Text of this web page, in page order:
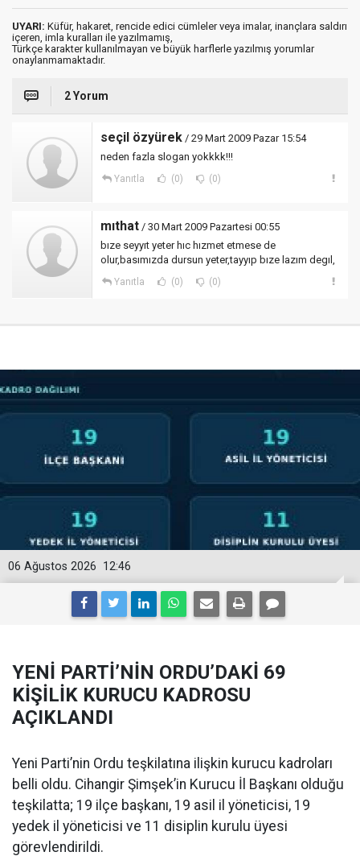
UYARI: Küfür, hakaret, rencide edici cümleler veya imalar, inançlara saldırı
içeren, imla kuralları ile yazılmamış,
Türkçe karakter kullanılmayan ve büyük harflerle yazılmış yorumlar
onaylanmamaktadır.
2 Yorum
seçil özyürek / 29 Mart 2009 Pazar 15:54
neden fazla slogan yokkkk!!!
Yanıtla (0) (0)
mıthat / 30 Mart 2009 Pazartesi 00:55
bıze seyyıt yeter hıc hızmet etmese de
olur,basımızda dursun yeter,tayyıp bıze lazım degıl,
Yanıtla (0) (0)
12:46
06 Ağustos 2026
YENİ PARTİ’NİN ORDU’DAKİ 69
KİŞİLİK KURUCU KADROSU
AÇIKLANDI
Yeni Parti’nin Ordu teşkilatına ilişkin kurucu kadroları
belli oldu. Cihangir Şimşek’in Kurucu İl Başkanı olduğu
teşkilatta; 19 ilçe başkanı, 19 asil il yöneticisi, 19
yedek il yöneticisi ve 11 disiplin kurulu üyesi
görevlendirildi.